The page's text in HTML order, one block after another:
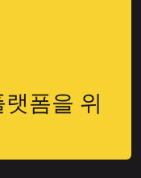
폼을 위